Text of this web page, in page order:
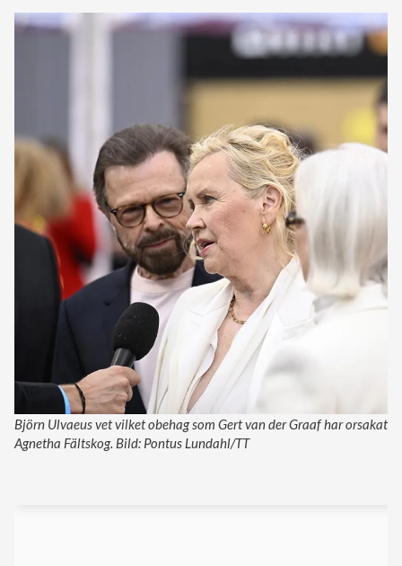
Björn Ulvaeus vet vilket obehag som Gert van der Graaf har orsakat
Agnetha Fältskog. Bild: Pontus Lundahl/TT